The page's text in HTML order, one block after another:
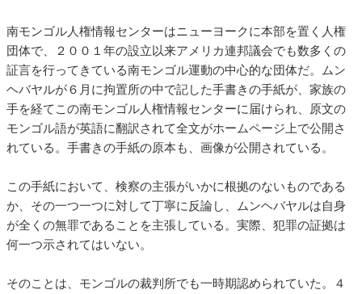
南モンゴル人権情報センターはニューヨークに本部を置く人権
団体で、２００１年の設立以来アメリカ連邦議会でも数多くの
証言を行ってきている南モンゴル運動の中心的な団体だ。ムン
ヘバヤルが６月に拘置所の中で記した手書きの手紙が、家族の
手を経てこの南モンゴル人権情報センターに届けられ、原文の
モンゴル語が英語に翻訳されて全文がホームページ上で公開さ
れている。手書きの手紙の原本も、画像が公開されている。
この手紙において、検察の主張がいかに根拠のないものである
か、その一つ一つに対して丁寧に反論し、ムンヘバヤルは自身
が全くの無罪であることを主張している。実際、犯罪の証拠は
何一つ示されてはいない。
そのことは、モンゴルの裁判所でも一時期認められていた。４